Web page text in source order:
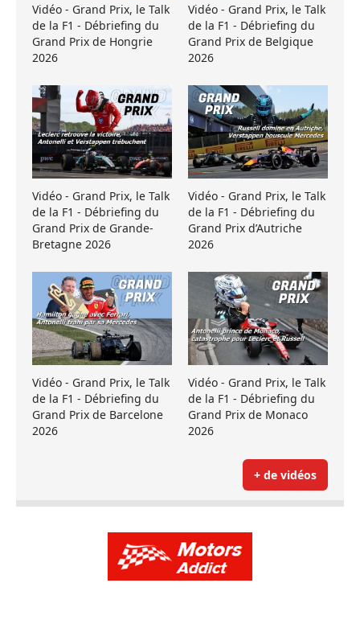
Vidéo - Grand Prix, le Talk
de la F1 - Débriefing du
Grand Prix de Hongrie
2026
Vidéo - Grand Prix, le Talk
de la F1 - Débriefing du
Grand Prix de Belgique
2026
Vidéo - Grand Prix, le Talk
de la F1 - Débriefing du
Grand Prix de Grande-
Bretagne 2026
Vidéo - Grand Prix, le Talk
de la F1 - Débriefing du
Grand Prix d’Autriche
2026
Vidéo - Grand Prix, le Talk
de la F1 - Débriefing du
Grand Prix de Barcelone
2026
Vidéo - Grand Prix, le Talk
de la F1 - Débriefing du
Grand Prix de Monaco
2026
+ de vidéos